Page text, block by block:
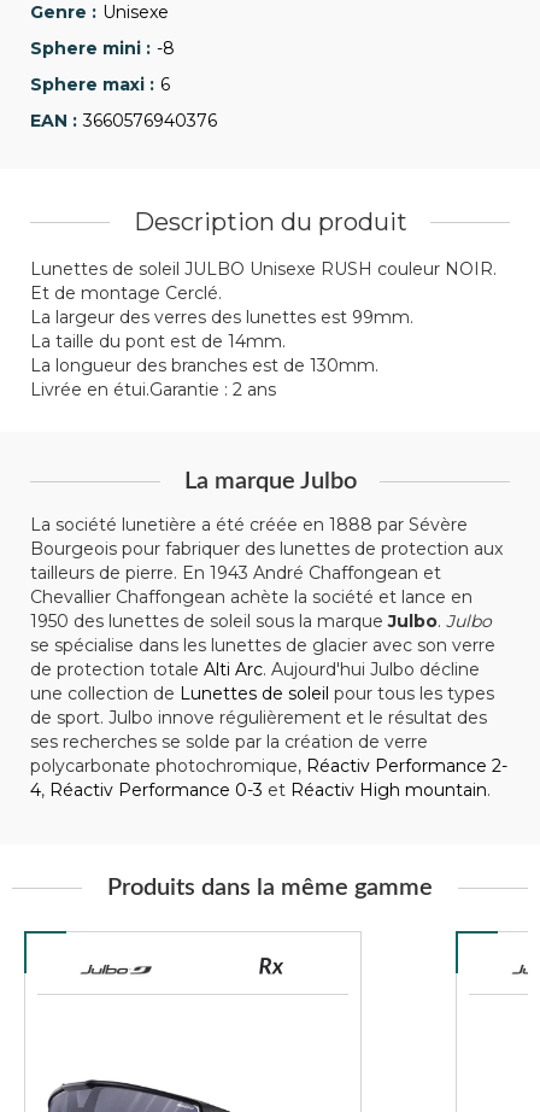
Unisexe
-8
6
3660576940376
Description du produit
Lunettes de soleil JULBO Unisexe RUSH couleur NOIR.
Et de montage Cerclé.
La largeur des verres des lunettes est 99mm.
La taille du pont est de 14mm.
La longueur des branches est de 130mm.
Livrée en étui.Garantie : 2 ans
La marque Julbo
La société lunetière a été créée en 1888 par Sévère
Bourgeois pour fabriquer des lunettes de protection aux
tailleurs de pierre. En 1943 André Chaffongean et
Chevallier Chaffongean achète la société et lance en
1950 des lunettes de soleil sous la marqueJulbo. Julbo
se spécialise dans les lunettes de glacier avec son verre
de protection totale Alti Arc. Aujourd'hui Julbo décline
une collection de Lunettes de soleil pour tous les types
de sport. Julbo innove régulièrement et le résultat des
ses recherches se solde par la création de verre
polycarbonate photochromique, Réactiv Performance 2-
4, Réactiv Performance 0-3 et Réactiv High mountain.
Produits dans la même gamme